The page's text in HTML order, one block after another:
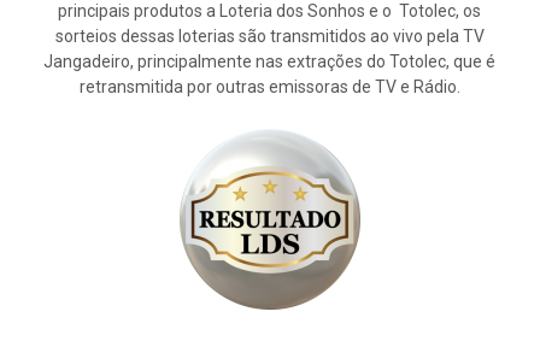
principais produtos a Loteria dos Sonhos e o Totolec, os
sorteios dessas loterias são transmitidos ao vivo pela TV
Jangadeiro, principalmente nas extrações do Totolec, que é
retransmitida por outras emissoras de TV e Rádio.